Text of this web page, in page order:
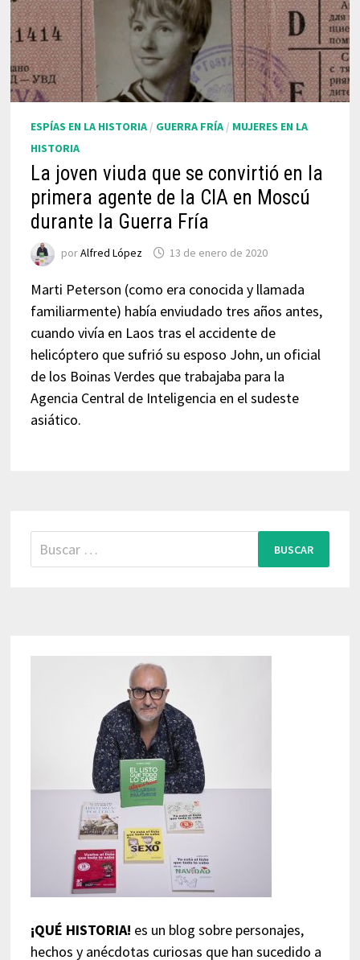
ESPÍAS EN LA HISTORIA/ GUERRA FRÍA/ MUJERES EN LA
HISTORIA
La joven viuda que se convirtió en la
primera agente de la CIA en Moscú
durante la Guerra Fría
porAlfred López 13 de enero de 2020
Marti Peterson (como era conocida y llamada
familiarmente) había enviudado tres años antes,
cuando vivía en Laos tras el accidente de
helicóptero que sufrió su esposo John, un oficial
de los Boinas Verdes que trabajaba para la
Agencia Central de Inteligencia en el sudeste
asiático.
Buscar:
¡QUÉ HISTORIA! es un blog sobre personajes,
hechos y anécdotas curiosas que han sucedido a